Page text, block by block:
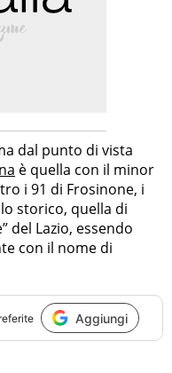
dal punto di vista
è quella con il minor
i 91 di Frosinone, i
storico, quella di
del Lazio, essendo
con il nome di
Aggiungi